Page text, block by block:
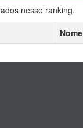
nesse ranking.
Nome